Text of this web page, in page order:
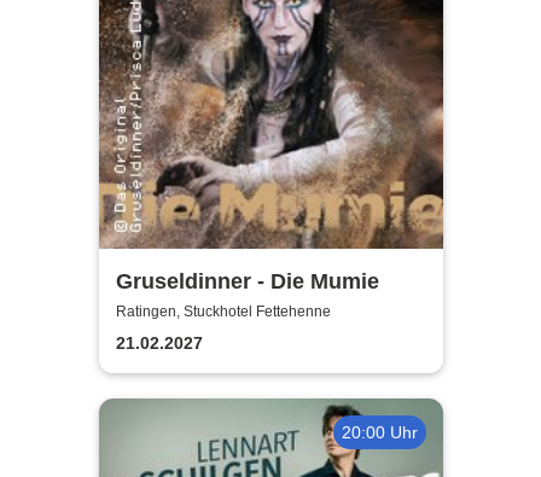
Gruseldinner - Die Mumie
Ratingen, Stuckhotel Fettehenne
21.02.2027
20:00 Uhr